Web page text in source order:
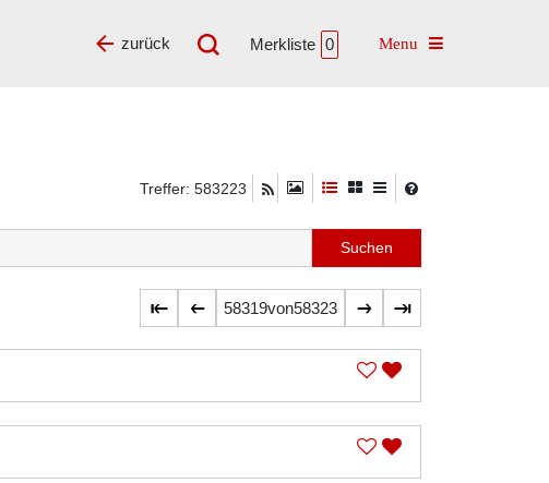
Merkliste 0 Toggle navigation
zurück
Treffer: 583223
58319von58323